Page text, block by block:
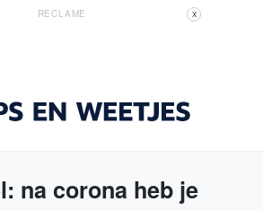
RECLAME X
na corona heb je